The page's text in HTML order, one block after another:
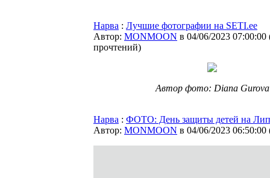
Нарва : Лучшие фотографии на SETI.ee
Автор: MONMOON в 04/06/2023 07:00:00
прочтений)
Автор фото: Diana Gurova
Нарва : ФОТО: День защиты детей на
Автор: MONMOON в 04/06/2023 06:50:00